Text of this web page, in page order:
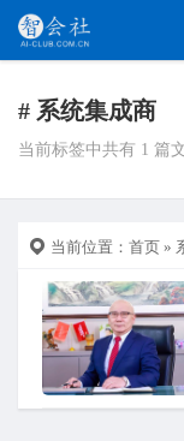
# 系统集成商
当前标签中共有 1 篇
当前位置： 首页 »